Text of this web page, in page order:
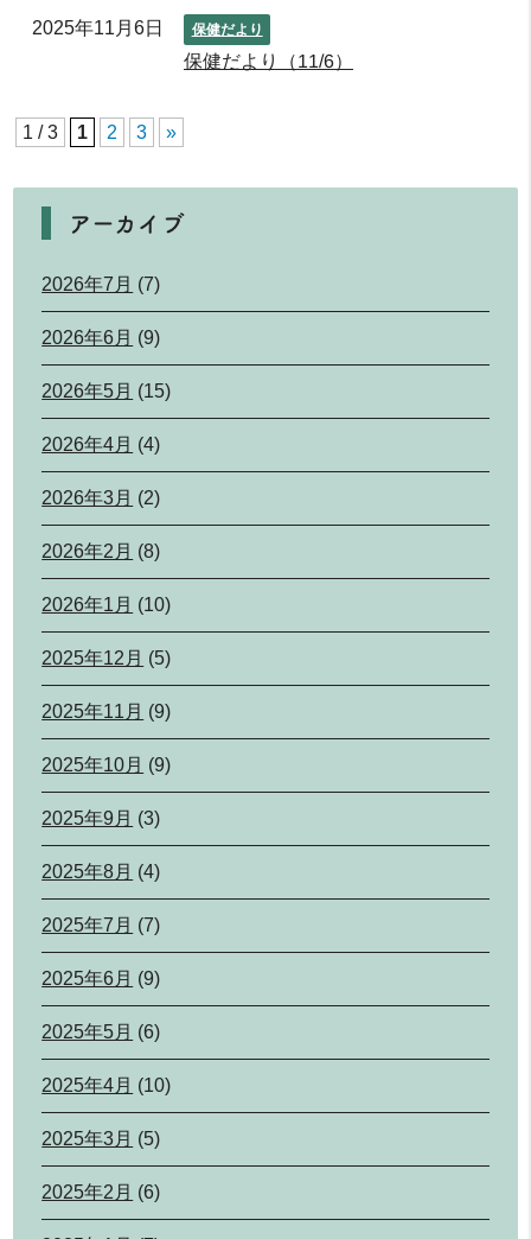
2025年11月6日 保健だより
保健だより（11/6）
1 / 3 1 2 3 »
アーカイブ
2026年7月 (7)
2026年6月 (9)
2026年5月 (15)
2026年4月 (4)
2026年3月 (2)
2026年2月 (8)
2026年1月 (10)
2025年12月 (5)
2025年11月 (9)
2025年10月 (9)
2025年9月 (3)
2025年8月 (4)
2025年7月 (7)
2025年6月 (9)
2025年5月 (6)
2025年4月 (10)
2025年3月 (5)
2025年2月 (6)